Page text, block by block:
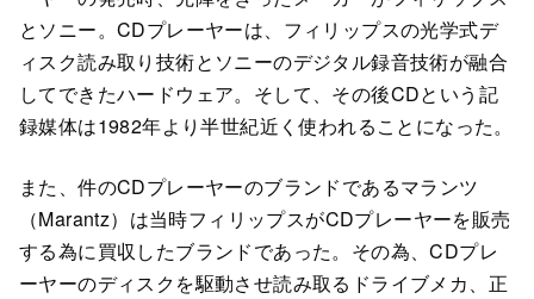
とソニー。CDプレーヤーは、フィリップスの光学式デ
ィスク読み取り技術とソニーのデジタル録音技術が融合
してできたハードウェア。そして、その後CDという記
録媒体は1982年より半世紀近く使われることになった。
また、件のCDプレーヤーのブランドであるマランツ
（Marantz）は当時フィリップスがCDプレーヤーを販売
する為に買収したブランドであった。その為、CDプレ
ーヤーのディスクを駆動させ読み取るドライブメカ、正